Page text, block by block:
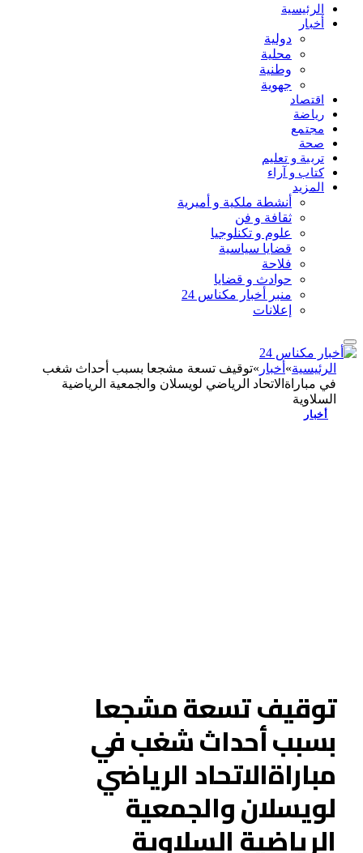
الرئيسية
أخبار
دولية
محلية
وطنية
جهوية
اقتصاد
رياضة
مجتمع
صحة
تربية و تعليم
كتاب و آراء
المزيد
أنشطة ملكية و أميرية
ثقافة و فن
علوم و تكنلوجيا
قضايا سياسية
فلاحة
حوادث و قضايا
منبر أخبار مكناس 24
إعلانات
الرئيسية» أخبار »توقيف تسعة مشجعا بسبب أحداث شغب
في مباراةالاتحاد الرياضي لويسلان والجمعية الرياضية
السلاوية
أخبار
توقيف تسعة مشجعا
بسبب أحداث شغب في
مباراةالاتحاد الرياضي
لويسلان والجمعية
الرياضية السلاوية